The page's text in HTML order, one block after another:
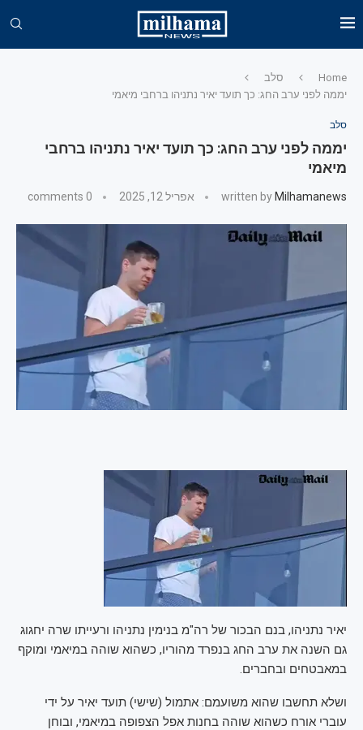
Home
סלב
יממה לפני ערב החג: כך תועד יאיר נתניהו ברחבי מיאמי
סלב
יממה לפני ערב החג: כך תועד יאיר נתניהו ברחבי
מיאמי
written by Milhamanews אפריל 12, 2025 0 comments
יאיר נתניהו, בנם הבכור של רה"מ בנימין נתניהו ורעייתו שרה יחגוג
גם השנה את ערב החג בנפרד מהוריו, כשהוא שוהה במיאמי ומוקף
במאבטחים ובחברים.
ושלא תחשבו שהוא משועמם: אתמול (שישי) תועד יאיר על ידי
עוברי אורח כשהוא שוהה בחנות אפל הצפופה במיאמי, ובוחן